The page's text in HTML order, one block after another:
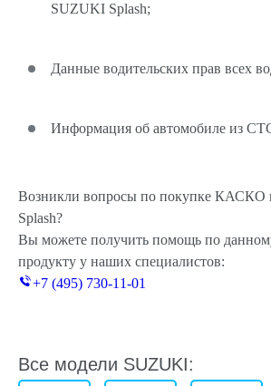
SUZUKI Splash;
Данные водительских прав всех
Информация об автомобиле из
Возникли вопросы по покупке КАСКО
Splash?
Вы можете получить помощь по
продукту у наших специалистов:
+7 (495) 730-11-01
Все модели SUZUKI: